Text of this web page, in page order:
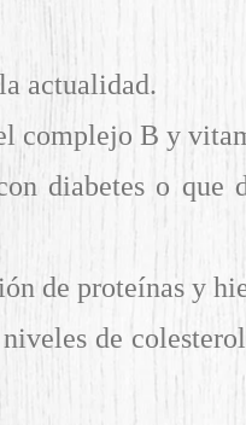
actualidad.
complejo B y
diabetes o que
de proteínas y
de